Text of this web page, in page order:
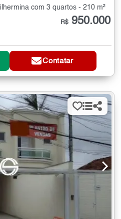
com 3 quartos - 210 m²
R$ 950.000
Contatar